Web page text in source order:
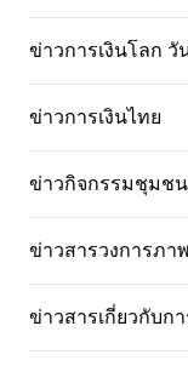
ข่าวการเงินโลก วั
ข่าวการเงินไทย
ข่าวกิจกรรมชุมชน
ข่าวสารวงการภา
ข่าวสารเกี่ยวกับ